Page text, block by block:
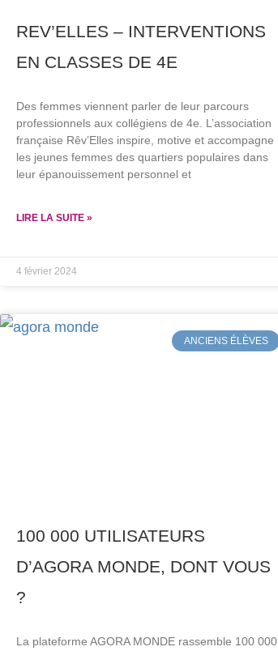
REV’ELLES – INTERVENTIONS
EN CLASSES DE 4E
Des femmes viennent parler de leur parcours
professionnels aux collégiens de 4e. L’association
française Rêv’Elles inspire, motive et accompagne
les jeunes femmes des quartiers populaires dans
leur épanouissement personnel et
LIRE LA SUITE »
4 février 2024
ANCIENS ÉLÈVES
100 000 UTILISATEURS
D’AGORA MONDE, DONT VOUS
?
La plateforme AGORA MONDE rassemble 100 000